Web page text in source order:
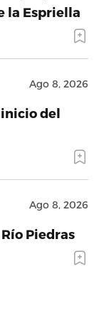
la Espriella
Ago 8, 2026
inicio del
Ago 8, 2026
Piedras